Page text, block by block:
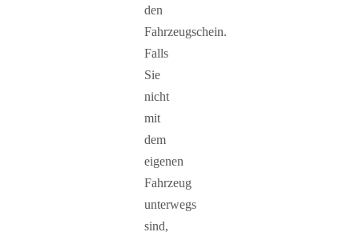
den
Fahrzeugschein.
Falls
Sie
nicht
mit
dem
eigenen
Fahrzeug
unterwegs
sind,